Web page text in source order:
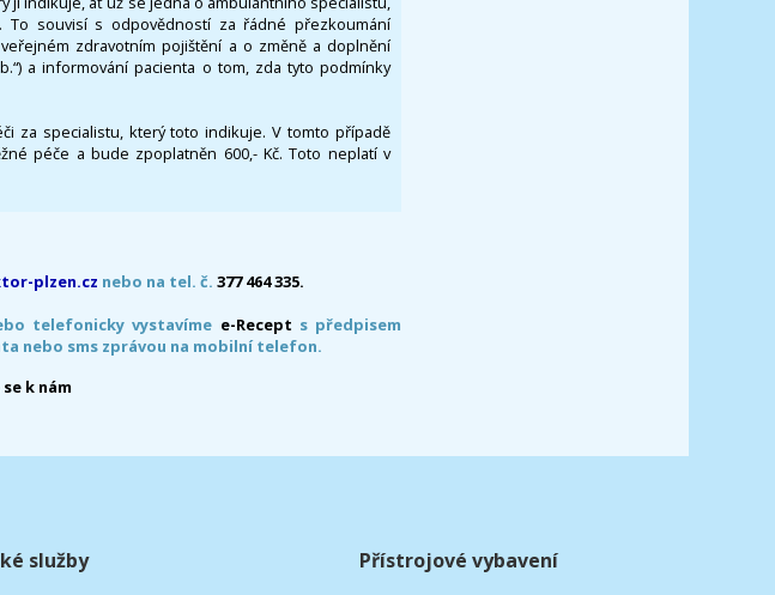
souvisí s odpovědností za řádné přezkoumání
zdravotním pojištění a o změně a doplnění
a informování pacienta o tom, zda tyto podmínky
za specialistu, který toto indikuje. V tomto případě
péče a bude zpoplatněn 600,- Kč. Toto neplatí v
plzen.cz nebo na tel. č. 377 464 335.
telefonicky vystavíme e-Recept s předpisem
nebo sms zprávou na mobilní telefon.
k nám
služby Přístrojové vybavení